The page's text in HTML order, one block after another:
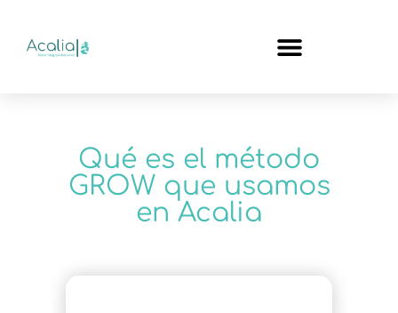
Qué es el método
GROW que usamos
en Acalia